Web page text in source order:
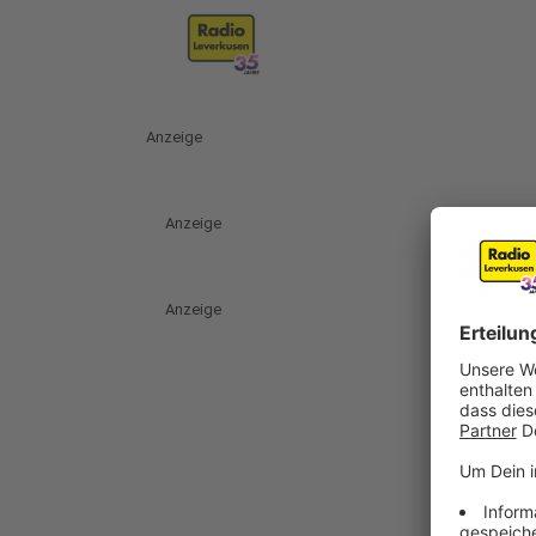
Anzeige
Anzeige
Anzeige